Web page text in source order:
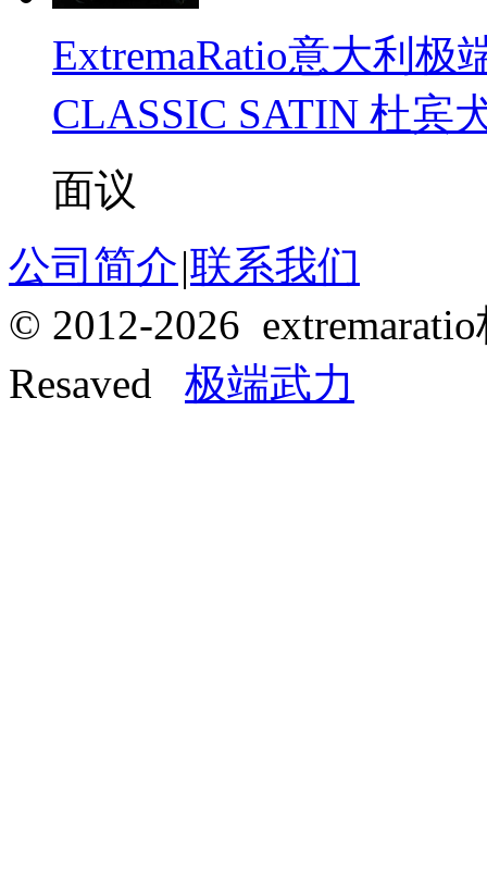
ExtremaRatio意大利
CLASSIC SATIN 杜宾
面议
公司简介|联系我们
© 2012-2026
Resaved 极端武力